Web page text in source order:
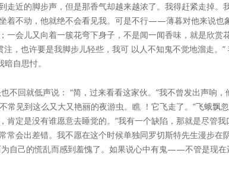
近的脚步声，但是那香气却越来越浓了。我得赶紧走掉
着不动，他就绝不会看见我。可是不行——薄暮对他来说
会儿又向着一簇花弯下身子，不是闻一闻香味，就是欣
，也许要是我脚步儿轻些，我可 以人不知鬼不觉地溜走。
自思忖。
不回就低声说： “简，过来看看这家伙。”我不曾发出声
见到这么又大又艳丽的夜游虫。瞧 ！它飞走了。”飞蛾
定是没有谁愿意去睡觉的。”我有一个缺陷，那就是尽管
会出差错。我不愿在这个时候单独同罗切斯特先生漫步
自己的慌乱而感到羞愧了。如果说心中有鬼——不管是现